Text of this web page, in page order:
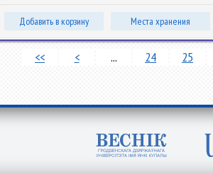
Добавить в корзину Места хранения
<< < ... 24 25